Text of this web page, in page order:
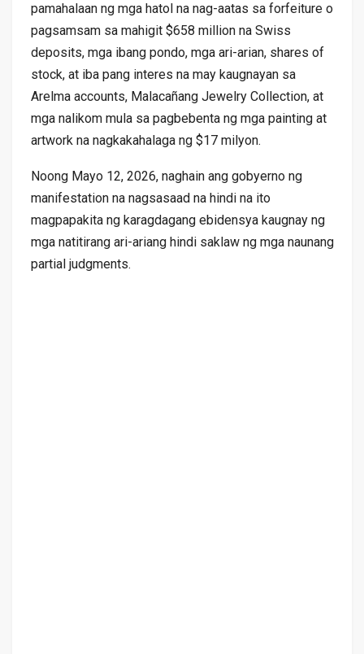
pamahalaan ng mga hatol na nag-aatas sa forfeiture o
pagsamsam sa mahigit $658 million na Swiss
deposits, mga ibang pondo, mga ari-arian, shares of
stock, at iba pang interes na may kaugnayan sa
Arelma accounts, Malacañang Jewelry Collection, at
mga nalikom mula sa pagbebenta ng mga painting at
artwork na nagkakahalaga ng $17 milyon.
Noong Mayo 12, 2026, naghain ang gobyerno ng
manifestation na nagsasaad na hindi na ito
magpapakita ng karagdagang ebidensya kaugnay ng
mga natitirang ari-ariang hindi saklaw ng mga naunang
partial judgments.